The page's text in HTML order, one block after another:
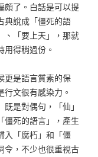
頗了。白話是可以提
典說成「僵死的語
、「要上天」，那就
得稍過份。
更是語言質素的保
文很有感染力。
是對偶句，「仙」
僵死的語言」，產生
入「腐朽」和「僵
令，不少也很重視古